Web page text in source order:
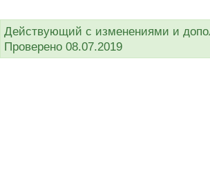
Действующий с изменениями и
Проверено 08.07.2019